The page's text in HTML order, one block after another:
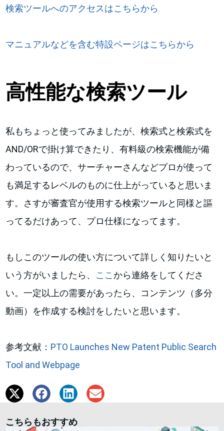
検索ツールへのアクセスはこちらから
マニュアルなどを含む特設ページはこちらから
高性能な検索ツール
私もちょっと使ってみましたが、検索式と検索式を
AND/ORで掛け算できたり、有料級の検索機能が備
わっているので、サーチャーさんなどプロが使って
も満足するレベルのものに仕上がっていると思いま
す。さすが審査官が使用する検索ツールと同様と謳
ってるだけあって、プロ仕様になってます。
もしこのツールの使い方について詳しく知りたいと
いう方がいましたら、 ここから連絡をしてくださ
い。一定以上の需要があったら、コンテンツ（多分
動画）を作成する検討をしたいと思います。
参考文献： PTO Launches New Patent Public Search
Tool and Webpage
こちらもおすすめ